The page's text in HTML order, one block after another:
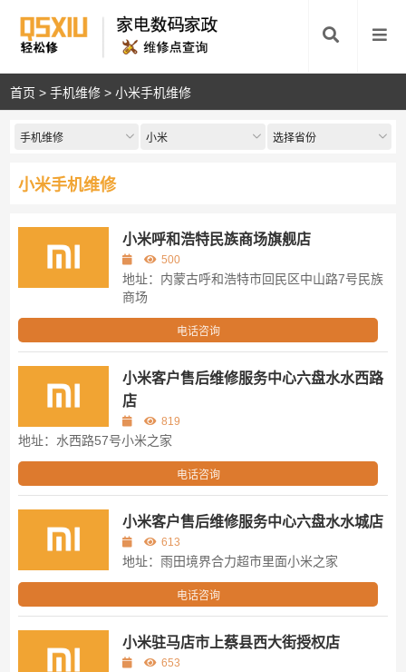
首页 >手机维修 >小米手机维修
手机维修 小米 选择省份
小米手机维修
小米呼和浩特民族商场旗舰店
500
地址：内蒙古呼和浩特市回民区中山路7号民族
商场
电话咨询
小米客户售后维修服务中心六盘水水西路
店
819
地址：水西路57号小米之家
电话咨询
小米客户售后维修服务中心六盘水水城店
613
地址：雨田境界合力超市里面小米之家
电话咨询
小米驻马店市上蔡县西大街授权店
653